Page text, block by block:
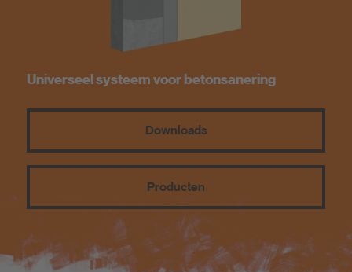
Universeel systeem voor betonsanering
Downloads
Producten